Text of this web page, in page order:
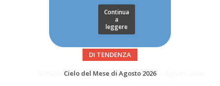
Continua
a
leggere
DI TENDENZA
SUPERNOVAE aggiornamenti del mese – Agosto 2026
Le Comete del mese di Agosto: LA 10P/TEMPEL AL PERIELIO